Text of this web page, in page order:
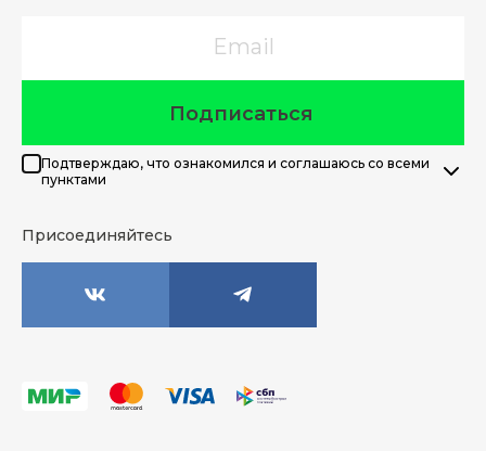
Подписаться
Подтверждаю, что ознакомился и соглашаюсь со всеми
пунктами
Присоединяйтесь